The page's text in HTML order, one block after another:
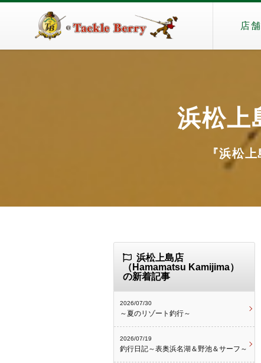
店
浜松上
『浜松
浜松上島店
（Hamamatsu Kamijima）
の新着記事
2026/07/30
～夏のリゾート釣行～
2026/07/19
釣行日記～表奥浜名湖＆野池＆サーフ～